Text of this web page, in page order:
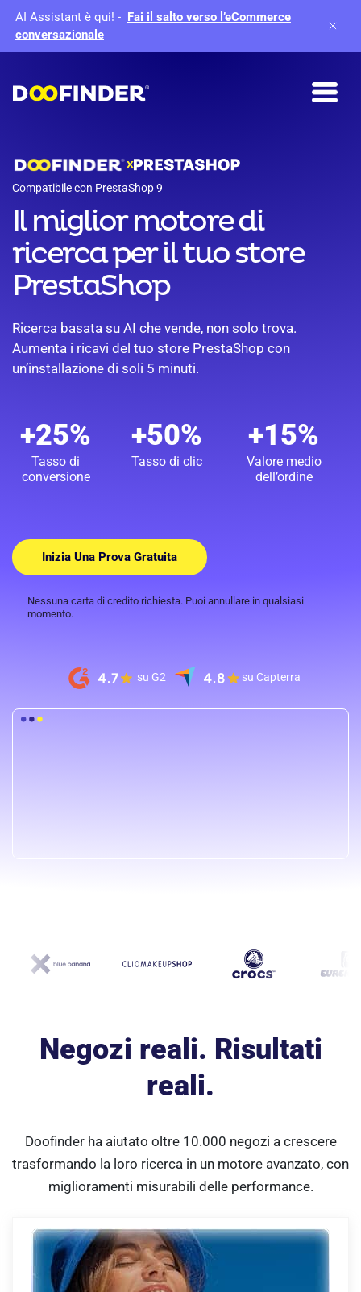
AI Assistant è qui! - Fai il salto verso l’eCommerce
conversazionale
X
Compatibile con PrestaShop 9
Il miglior motore di
ricerca per il tuo store
PrestaShop
Ricerca basata su AI che vende, non solo trova.
Aumenta i ricavi del tuo store PrestaShop con
un’installazione di soli 5 minuti.
+25%
Tasso di
conversione
+50%
Tasso di clic
+15%
Valore medio
dell’ordine
Inizia Una Prova Gratuita
Nessuna carta di credito richiesta. Puoi annullare in qualsiasi
momento.
su G2 su Capterra
Negozi reali. Risultati
reali.
Doofinder ha aiutato oltre 10.000 negozi a crescere
trasformando la loro ricerca in un motore avanzato, con
miglioramenti misurabili delle performance.